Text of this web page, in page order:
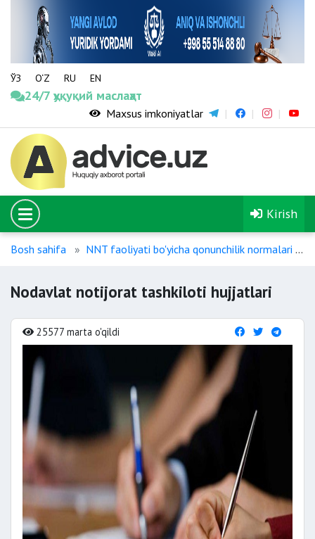
ЎЗ O‘Z RU EN
24/7 ҳуқуқий маслаҳат
Maxsus imkoniyatlar
Kirish
Bosh sahifa NNT faoliyati bo'yicha qonunchilik normalari
Nodavlat notijorat tashkiloti hujjatlari
25577 marta o'qildi